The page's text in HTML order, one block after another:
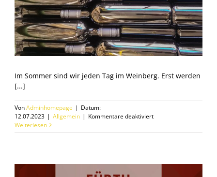
Im Sommer sind wir jeden Tag im Weinberg. Erst werden
[...]
VonAdminhomepage | Datum:
12.07.2023 | Allgemein | Kommentare deaktiviertfür
Nr.
Weiterlesen